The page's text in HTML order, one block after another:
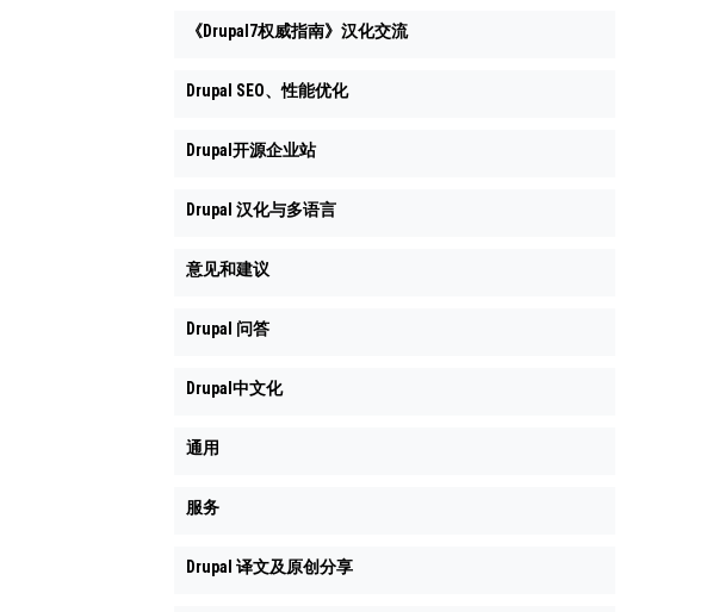
《Drupal7权威指南》汉化交流
Drupal SEO、性能优化
Drupal开源企业站
Drupal 汉化与多语言
意见和建议
Drupal 问答
Drupal中文化
通用
服务
Drupal 译文及原创分享